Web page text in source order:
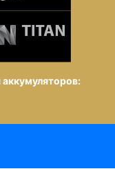
аккумуляторов: